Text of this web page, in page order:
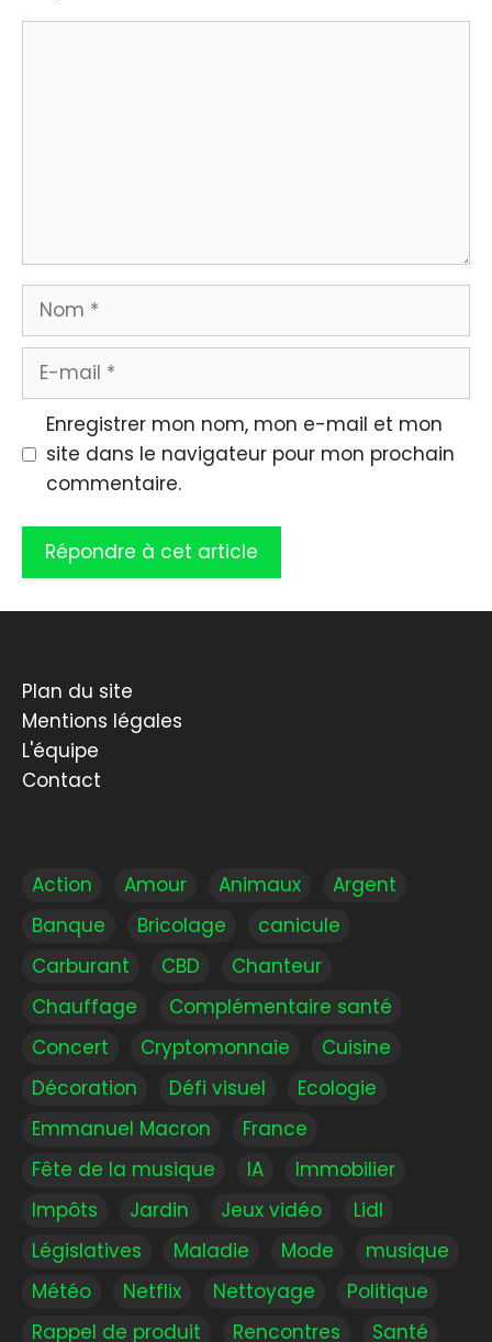
Nom
Enregistrer mon nom, mon e-mail et mon
site dans le navigateur pour mon prochain
commentaire.
Plan du site
Mentions légales
L'équipe
Contact
Action Amour Animaux
Argent
Banque
Bricolage
canicule
Carburant
CBD
Chanteur
Chauffage
Complémentaire santé
Concert
Cryptomonnaie
Cuisine
Décoration
Défi visuel
Ecologie
Emmanuel Macron
France
Fête de la musique
IA
Immobilier
Impôts
Jardin Jeux vidéo
Lidl
Législatives
Maladie Mode
musique
Météo
Netflix Nettoyage
Politique
Rappel de produit
Rencontres Santé